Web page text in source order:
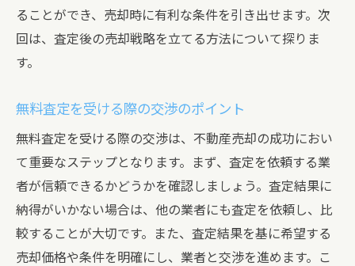
ることができ、売却時に有利な条件を引き出せます。次
回は、査定後の売却戦略を立てる方法について探りま
す。
無料査定を受ける際の交渉のポイント
無料査定を受ける際の交渉は、不動産売却の成功におい
て重要なステップとなります。まず、査定を依頼する業
者が信頼できるかどうかを確認しましょう。査定結果に
納得がいかない場合は、他の業者にも査定を依頼し、比
較することが大切です。また、査定結果を基に希望する
売却価格や条件を明確にし、業者と交渉を進めます。こ